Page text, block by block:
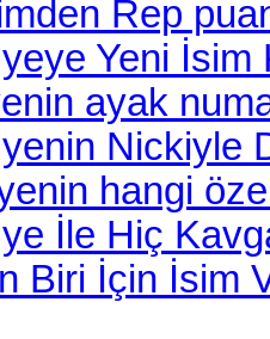
Rep
Yeni İsim
ayak
Nickiyle
hangi
İle Hiç
Biri İçin İsim